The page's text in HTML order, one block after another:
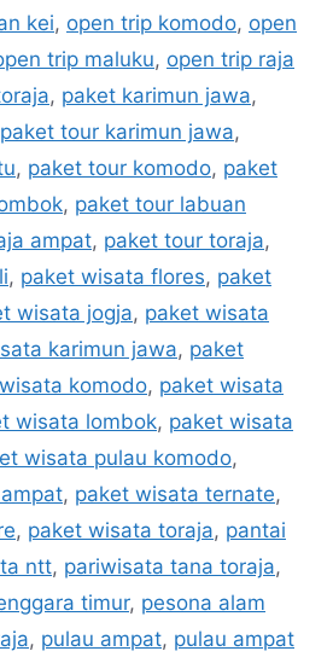
kei, open trip komodo, open
trip maluku, open trip raja
, paket karimun jawa,
paket tour karimun jawa,
, paket tour komodo, paket
, paket tour labuan
ampat, paket tour toraja,
, paket wisata flores, paket
wisata jogja, paket wisata
karimun jawa, paket
komodo, paket wisata
wisata lombok, paket wisata
wisata pulau komodo,
, paket wisata ternate,
, paket wisata toraja, pantai
ntt, pariwisata tana toraja,
timur, pesona alam
, pulau ampat, pulau ampat